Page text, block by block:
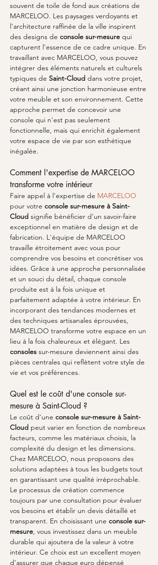
souvent de toile de fond aux créations de
MARCELOO. Les paysages verdoyants et
l'architecture raffinée de la ville inspirent
des designs de console sur-mesure qui
capturent l'essence de ce cadre unique. En
travaillant avec MARCELOO, vous pouvez
intégrer des éléments naturels et culturels
typiques de Saint-Cloud dans votre projet,
créant ainsi une jonction harmonieuse entre
votre meuble et son environnement. Cette
approche permet de concevoir une
console qui n'est pas seulement
fonctionnelle, mais qui enrichit également
votre espace de vie par son esthétique
inégalée.
Comment l'expertise de MARCELOO
transforme votre intérieur
Faire appel à l'expertise de MARCELOO
pour votre console sur-mesure à Saint-
Cloud signifie bénéficier d'un savoir-faire
exceptionnel en matière de design et de
fabrication. L'équipe de MARCELOO
travaille étroitement avec vous pour
comprendre vos besoins et concrétiser vos
idées. Grâce à une approche personnalisée
et un souci du détail, chaque console
produite est à la fois unique et
parfaitement adaptée à votre intérieur. En
incorporant des tendances modernes et
des techniques artisanales éprouvées,
MARCELOO transforme votre espace en un
lieu à la fois chaleureux et élégant. Les
consoles sur-mesure deviennent ainsi des
pièces centrales qui reflètent votre style de
vie et vos préférences.
Quel est le coût d'une console sur-
mesure à Saint-Cloud ?
Le coût d'une console sur-mesure à Saint-
Cloud peut varier en fonction de nombreux
facteurs, comme les matériaux choisis, la
complexité du design et les dimensions.
Chez MARCELOO, nous proposons des
solutions adaptées à tous les budgets tout
en garantissant une qualité irréprochable.
Le processus de création commence
toujours par une consultation pour évaluer
vos besoins et établir un devis détaillé et
transparent. En choisissant une console sur-
mesure, vous investissez dans un meuble
durable qui ajoutera de la valeur à votre
intérieur. Ce choix est un excellent moyen
d'assurer que chaque euro dépensé